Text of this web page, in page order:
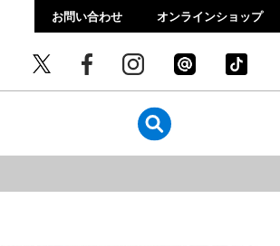
お問い合わせ オンラインショップ